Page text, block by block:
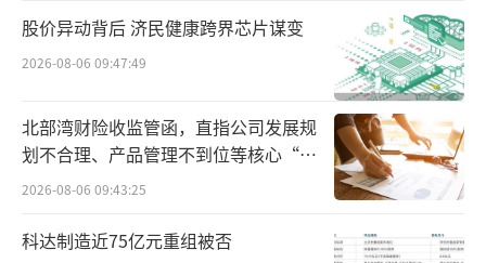
在此之前，这两只产品至少连续持仓贵州
茅台长达18个季度之久。早在2018年四季度期
间，瑞丰汇邦三号首次出现在贵州茅台的前十
大流通股东之列。
彼时，贵州茅台股价因三季度业绩不及市
场“预期”，股价一字跌停，随后最低到509.0
股价异动背后 济民健康跨界芯片谋变
2026-08-06 09:47:49
北部湾财险收监管函，直指公司发展规
划不合理、产品管理不到位等核心“痛
点”
2026-08-06 09:43:25
科达制造近75亿元重组被否